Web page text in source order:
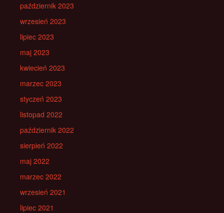
październik 2023
wrzesień 2023
lipiec 2023
maj 2023
kwiecień 2023
marzec 2023
styczeń 2023
listopad 2022
październik 2022
sierpień 2022
maj 2022
marzec 2022
wrzesień 2021
lipiec 2021